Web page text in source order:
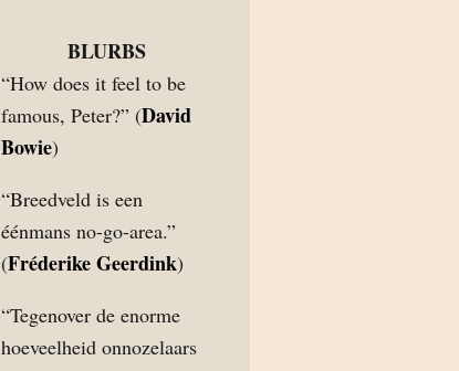
BLURBS
“How does it feel to be
famous, Peter?” (David
Bowie)
“Breedveld is een
éénmans no-go-area.”
(Fréderike Geerdink)
“Tegenover de enorme
hoeveelheid onnozelaars